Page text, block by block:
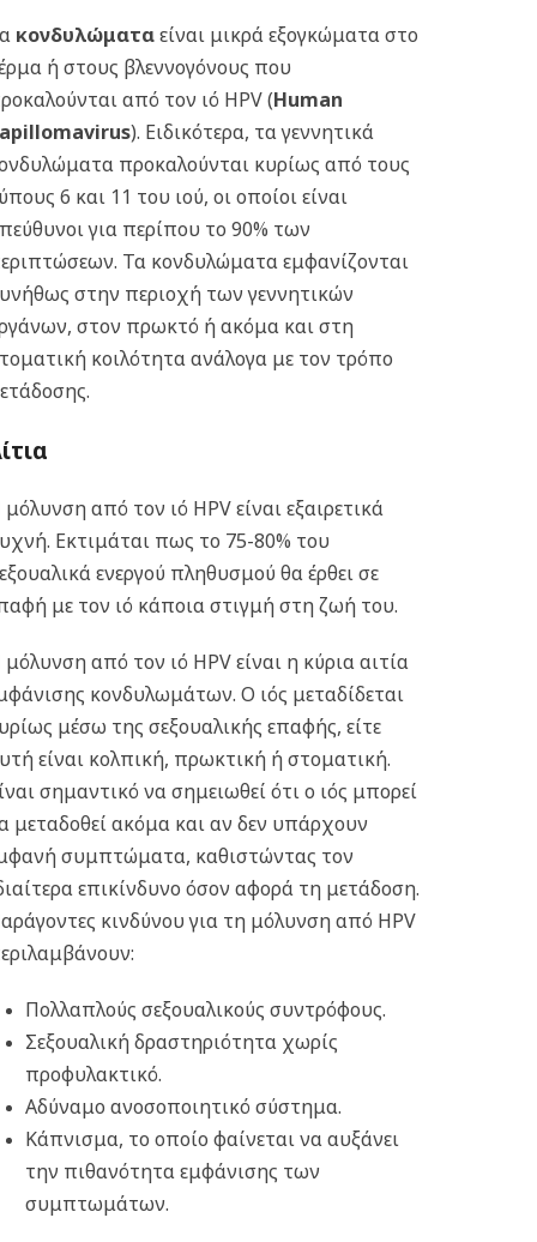
κονδυλώματαείναι μικρά εξογκώματα στο
ή στους βλεννογόνους που
από τον ιό HPV (Human
). Ειδικότερα, τα γεννητικά
προκαλούνται κυρίως από τους
6 και 11 του ιού, οι οποίοι είναι
για περίπου το 90% των
Τα κονδυλώματα εμφανίζονται
στην περιοχή των γεννητικών
στον πρωκτό ή ακόμα και στη
κοιλότητα ανάλογα με τον τρόπο
από τον ιό HPV είναι εξαιρετικά
Εκτιμάται πως το 75-80% του
ενεργού πληθυσμού θα έρθει σε
με τον ιό κάποια στιγμή στη ζωή του.
από τον ιό HPV είναι η κύρια αιτία
κονδυλωμάτων. Ο ιός μεταδίδεται
μέσω της σεξουαλικής επαφής, είτε
είναι κολπική, πρωκτική ή στοματική.
σημαντικό να σημειωθεί ότι ο ιός μπορεί
μεταδοθεί ακόμα και αν δεν υπάρχουν
συμπτώματα, καθιστώντας τον
επικίνδυνο όσον αφορά τη μετάδοση.
κινδύνου για τη μόλυνση από HPV
Πολλαπλούς σεξουαλικούς συντρόφους.
Σεξουαλική δραστηριότητα χωρίς
προφυλακτικό.
Αδύναμο ανοσοποιητικό σύστημα.
Κάπνισμα, το οποίο φαίνεται να αυξάνει
την πιθανότητα εμφάνισης των
συμπτωμάτων.